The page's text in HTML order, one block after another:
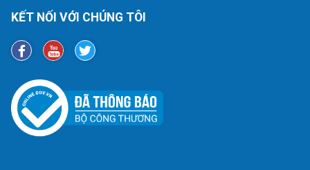
KẾT NỐI VỚI CHÚNG TÔI